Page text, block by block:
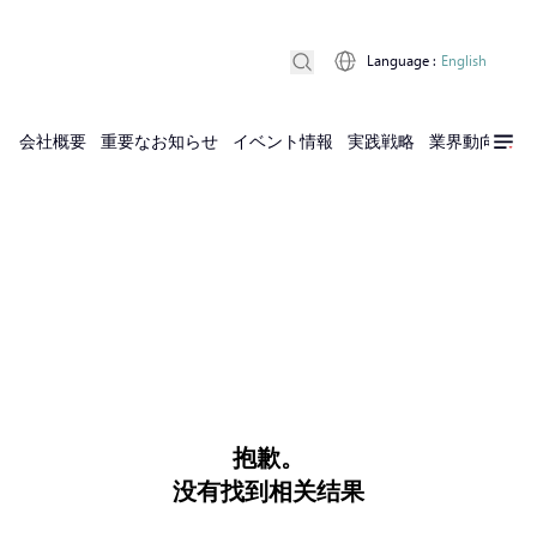
会社概要 重要なお知らせ イベント情報 実践戦略 業界動向 実
Language : English
抱歉。
没有找到相关结果